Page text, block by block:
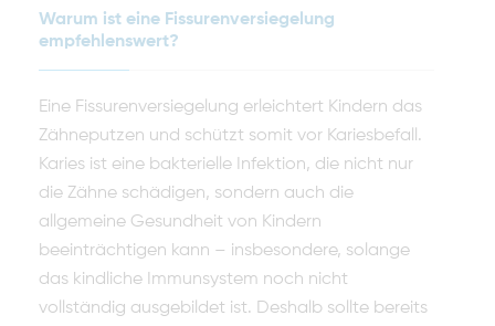
Warum ist eine Fissurenversiegelung
empfehlenswert?
Eine Fissurenversiegelung erleichtert Kindern das
Zähneputzen und schützt somit vor Kariesbefall.
Karies ist eine bakterielle Infektion, die nicht nur
die Zähne schädigen, sondern auch die
allgemeine Gesundheit von Kindern
beeinträchtigen kann – insbesondere, solange
das kindliche Immunsystem noch nicht
vollständig ausgebildet ist. Deshalb sollte bereits